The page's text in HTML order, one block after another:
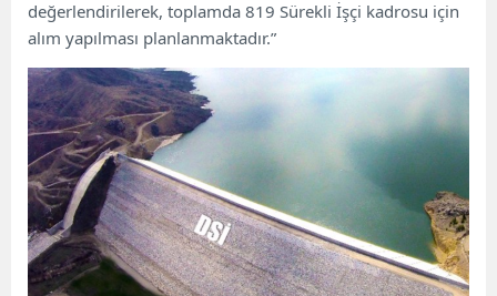
değerlendirilerek, toplamda 819 Sürekli İşçi kadrosu için
alım yapılması planlanmaktadır.”